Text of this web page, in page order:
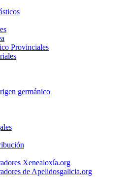
Provinciales
germánico
Xenealoxía.org
de Apelidosgalicia.org